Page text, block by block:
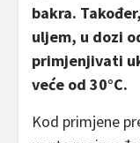
bakra.
uljem, u dozi
primjenjivati
veće od 30°C.
Kod primjene